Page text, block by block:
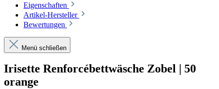
Eigenschaften
Artikel-Hersteller
Bewertungen
Menü schließen
Irisette Renforcébettwäsche Zobel | 50
orange